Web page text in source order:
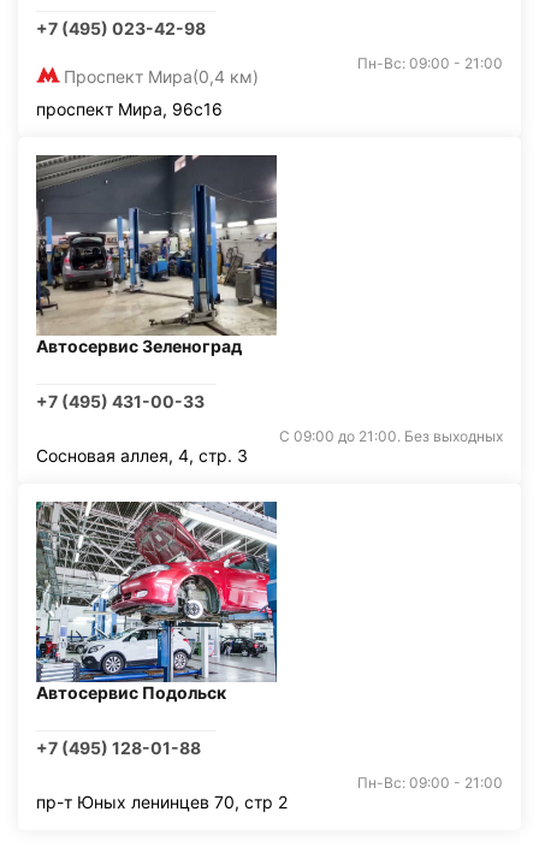
+7 (495) 023-42-98
Проспект Мира(0,4 км)
Пн-Вс: 09:00 - 21:00
проспект Мира, 96с16
Автосервис Зеленоград
+7 (495) 431-00-33
С 09:00 до 21:00. Без выходных
Сосновая аллея, 4, стр. 3
Автосервис Подольск
+7 (495) 128-01-88
Пн-Вс: 09:00 - 21:00
пр-т Юных ленинцев 70, стр 2